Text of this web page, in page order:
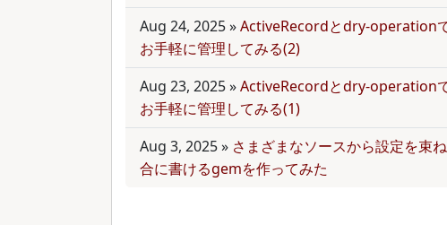
Aug 24, 2025»ActiveRecordとdry-operation
お手軽に管理してみる(2)
Aug 23, 2025»ActiveRecordとdry-operation
お手軽に管理してみる(1)
Aug 3, 2025» さまざまなソースから設定を束
合に書けるgemを作ってみた